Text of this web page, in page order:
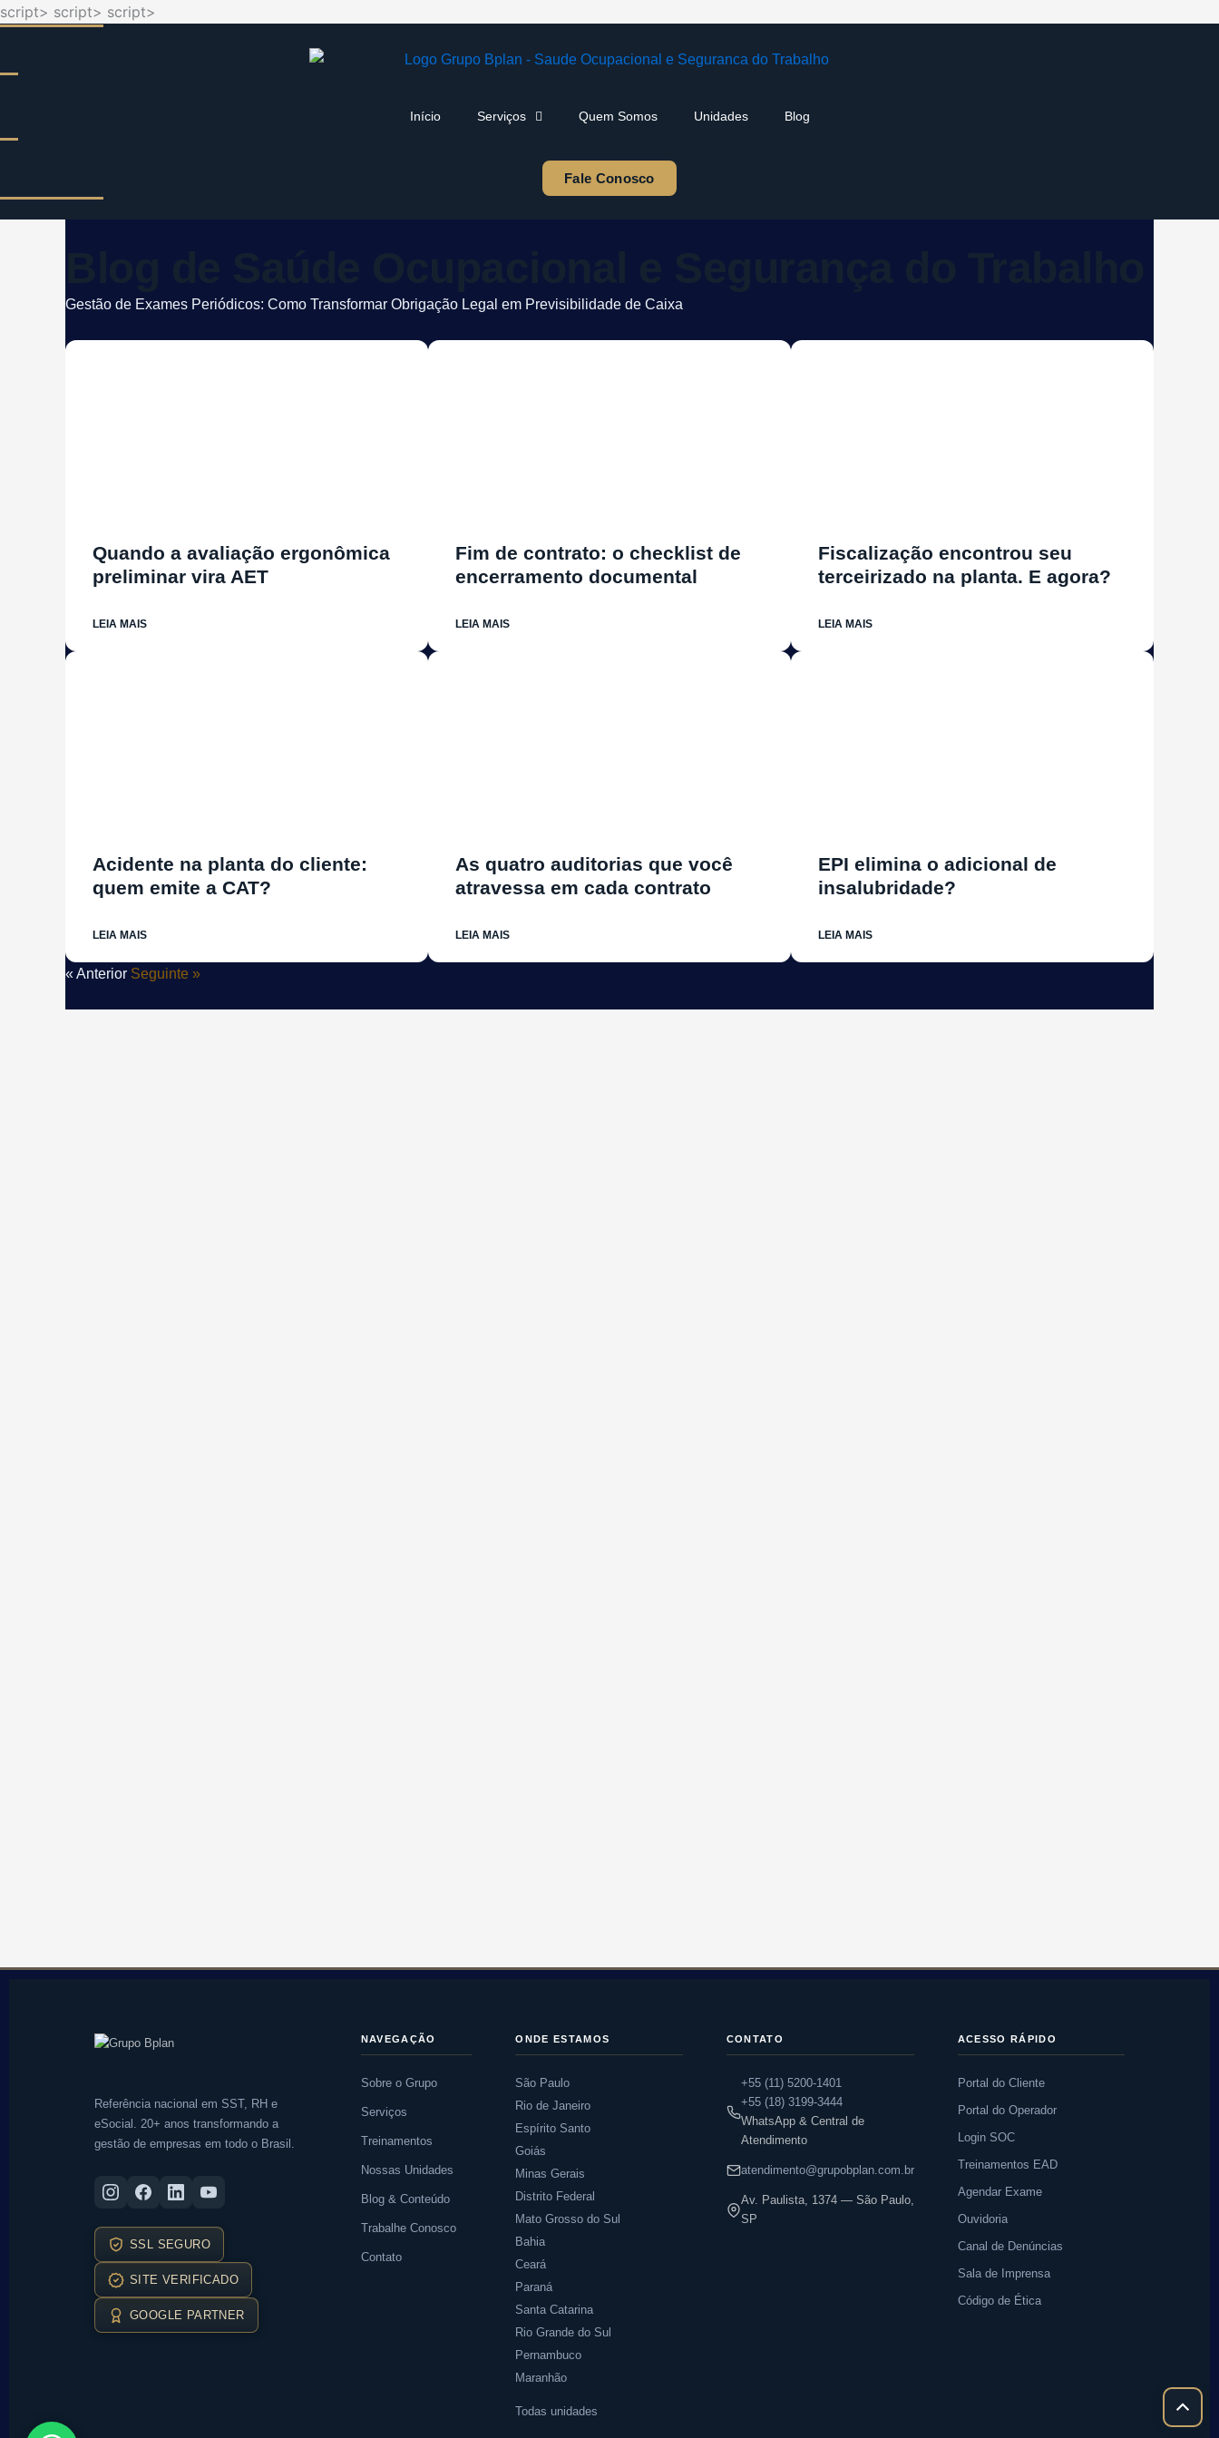
script> script> script>
Início Serviços Quem Somos Unidades Blog
Fale Conosco
Gestão de Exames Periódicos: Como Transformar Obrigação Legal em Previsibilidade de Caixa
Quando a avaliação ergonômica
preliminar vira AET
LEIA MAIS
Fim de contrato: o checklist de
encerramento documental
LEIA MAIS
Fiscalização encontrou seu
terceirizado na planta. E agora?
LEIA MAIS
Acidente na planta do cliente:
quem emite a CAT?
LEIA MAIS
As quatro auditorias que você
atravessa em cada contrato
LEIA MAIS
EPI elimina o adicional de
insalubridade?
LEIA MAIS
« Anterior Seguinte »
Referência nacional em SST, RH e
eSocial. 20+ anos transformando a
gestão de empresas em todo o Brasil.
SSL SEGURO
SITE VERIFICADO
GOOGLE PARTNER
NAVEGAÇÃO
Sobre o Grupo
Serviços
Treinamentos
Nossas Unidades
Blog & Conteúdo
Trabalhe Conosco
Contato
ONDE ESTAMOS
São Paulo
Rio de Janeiro
Espírito Santo
Goiás
Minas Gerais
Distrito Federal
Mato Grosso do Sul
Bahia
Ceará
Paraná
Santa Catarina
Rio Grande do Sul
Pernambuco
Maranhão
Todas unidades
CONTATO
+55 (11) 5200-1401
+55 (18) 3199-3444
WhatsApp & Central de
Atendimento
atendimento@grupobplan.com.br
Av. Paulista, 1374 — São Paulo,
SP
ACESSO RÁPIDO
Portal do Cliente
Portal do Operador
Login SOC
Treinamentos EAD
Agendar Exame
Ouvidoria
Canal de Denúncias
Sala de Imprensa
Código de Ética
Rolar
para